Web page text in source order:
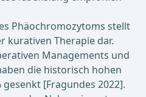
Phäochromozytoms stellt
kurativen Therapie dar.
Managements und
die historisch hohen
[Fragundes 2022].